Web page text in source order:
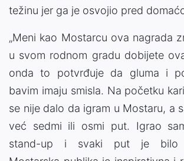
težinu jer ga je osvojio pred
„Meni kao Mostarcu ova nagrada
u svom rodnom gradu dobijete
onda to potvrđuje da gluma i
bavim imaju smisla. Na početku
se nije dalo da igram u Mostaru, a
već sedmi ili osmi put. Igrao
stand-up i svaki put je bilo